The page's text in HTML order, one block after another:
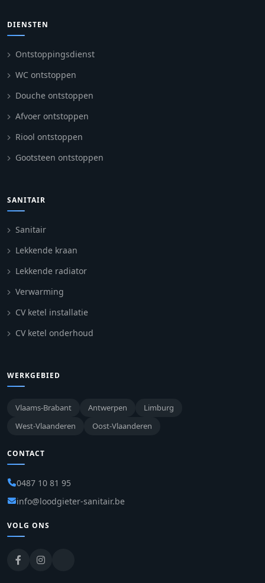
DIENSTEN
Ontstoppingsdienst
WC ontstoppen
Douche ontstoppen
Afvoer ontstoppen
Riool ontstoppen
Gootsteen ontstoppen
SANITAIR
Sanitair
Lekkende kraan
Lekkende radiator
Verwarming
CV ketel installatie
CV ketel onderhoud
WERKGEBIED
Vlaams-Brabant Antwerpen
Limburg
West-Vlaanderen
Oost-Vlaanderen
CONTACT
0487 10 81 95
info@loodgieter-sanitair.be
VOLG ONS